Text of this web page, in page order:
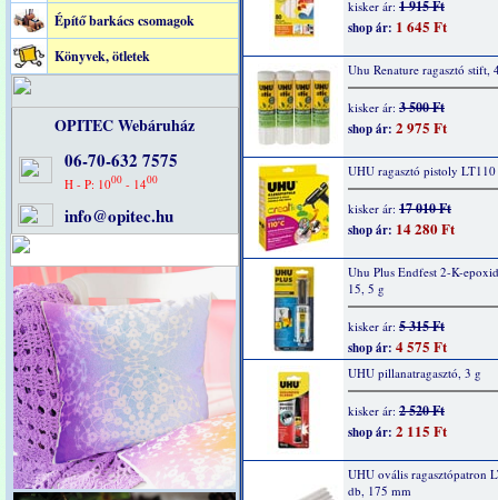
Építő barkács csomagok
Könyvek, ötletek
OPITEC Webáruház
06-70-632 7575
H - P: 1000- 1400
info@opitec.hu
kisker ár: 1 915 Ft
shop ár: 1 645 Ft
Uhu Renature ragasztó stift,
kisker ár: 3 500 Ft
shop ár: 2 975 Ft
UHU ragasztó pistoly LT110
kisker ár: 17 010 Ft
shop ár: 14 280 Ft
Uhu Plus Endfest 2-K-
15, 5 g
kisker ár: 5 315 Ft
shop ár: 4 575 Ft
UHU pillanatragasztó, 3 g
kisker ár: 2 520 Ft
shop ár: 2 115 Ft
UHU ovális ragasztópatron
db, 175 mm